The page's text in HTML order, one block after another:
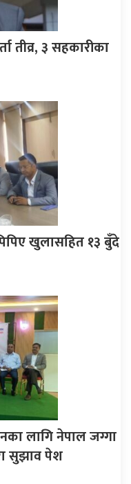
तीव्र, ३ सहकारीका
खुलासहित १३ बुँदे
लागि नेपाल जग्गा
सुझाव पेश